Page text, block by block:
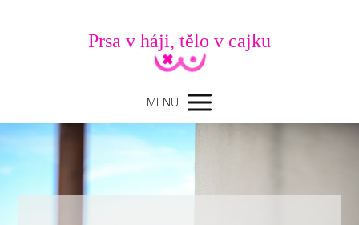
Prsa v háji, tělo v cajku
MENU